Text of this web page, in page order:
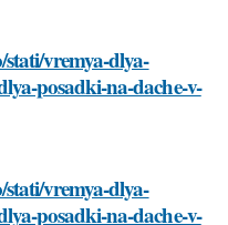
vremya-dlya-
posadki-na-dache-v-
vremya-dlya-
posadki-na-dache-v-